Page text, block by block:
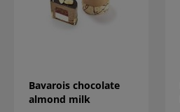
Bavarois chocolate
almond milk